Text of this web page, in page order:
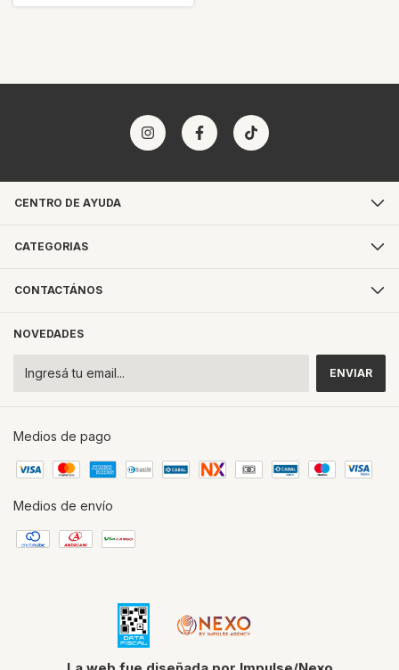
CENTRO DE AYUDA
CATEGORIAS
CONTACTÁNOS
NOVEDADES
Medios de pago
Medios de envío